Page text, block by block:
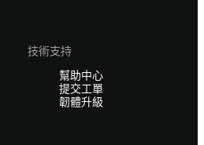
技術支持
幫助中心
提交工單
韌體升級